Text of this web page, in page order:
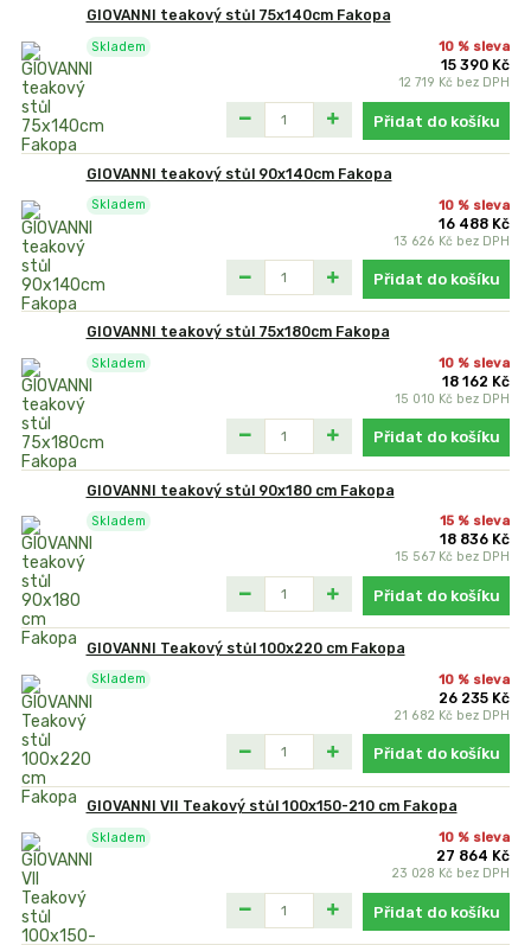
GIOVANNI teakový stůl 75x140cm Fakopa
10 % sleva
15 390 Kč
12 719 Kč bez DPH
Skladem
Přidat do košíku
GIOVANNI teakový stůl 90x140cm Fakopa
10 % sleva
16 488 Kč
13 626 Kč bez DPH
Skladem
Přidat do košíku
GIOVANNI teakový stůl 75x180cm Fakopa
10 % sleva
18 162 Kč
15 010 Kč bez DPH
Skladem
Přidat do košíku
GIOVANNI teakový stůl 90x180 cm Fakopa
15 % sleva
18 836 Kč
15 567 Kč bez DPH
Skladem
Přidat do košíku
GIOVANNI Teakový stůl 100x220 cm Fakopa
10 % sleva
26 235 Kč
21 682 Kč bez DPH
Skladem
Přidat do košíku
GIOVANNI VII Teakový stůl 100x150-210 cm Fakopa
10 % sleva
27 864 Kč
23 028 Kč bez DPH
Skladem
Přidat do košíku